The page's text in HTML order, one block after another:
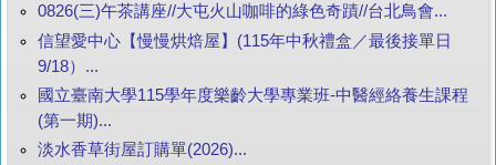
0826(三)午茶講座//大屯火山咖啡的綠色奇蹟//台北鳥會...
信望愛中心【慢慢烘焙屋】(115年中秋禮盒／最後接單日
9/18）...
國立臺南大學115學年度樂齡大學專業班-中醫經絡養生課程
(第一期)...
淡水香草街屋訂購單(2026)...